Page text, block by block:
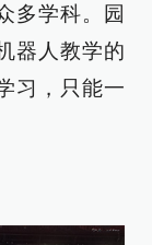
多学科。园
器人教学的
习， 只能一